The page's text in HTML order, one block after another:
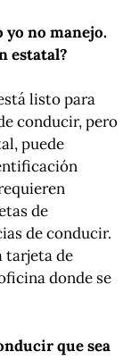
yo no manejo.
estatal?
listo para
conducir, pero
puede
de
de conducir.
tarjeta de
donde se
que sea